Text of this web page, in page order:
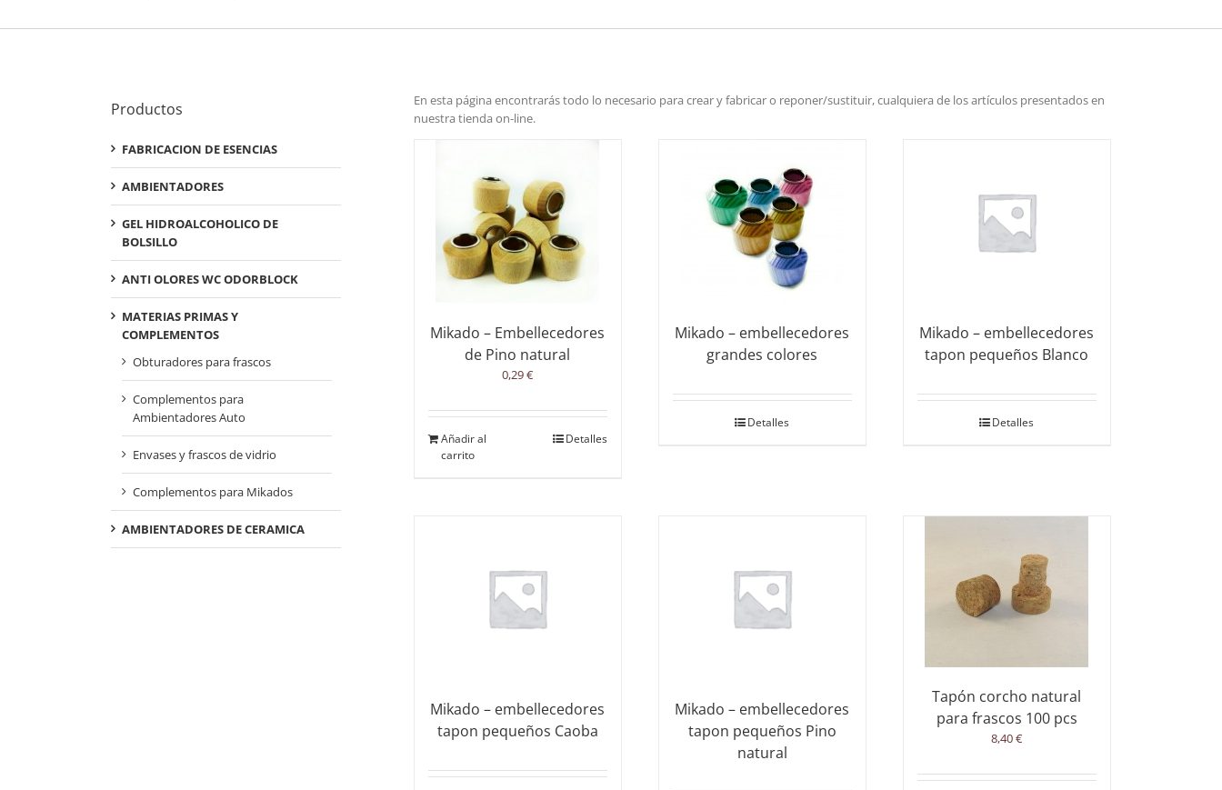
En esta página encontrarás todo lo necesario para crear y fabricar o reponer/sustituir, cualquiera de los artículos presentados en
nuestra tienda on-line.
Mikado – Embellecedores
de Pino natural
0,29€
Añadir al
carrito
Detalles
Mikado – embellecedores
grandes colores
Detalles
Mikado – embellecedores
tapon pequeños Blanco
Detalles
Mikado – embellecedores
tapon pequeños Caoba
Mikado – embellecedores
tapon pequeños Pino
natural
Tapón corcho natural
para frascos 100 pcs
8,40€
Productos
FABRICACION DE ESENCIAS
AMBIENTADORES
GEL HIDROALCOHOLICO DE
BOLSILLO
ANTI OLORES WC ODORBLOCK
MATERIAS PRIMAS Y
COMPLEMENTOS
Obturadores para frascos
Complementos para
Ambientadores Auto
Envases y frascos de vidrio
Complementos para Mikados
AMBIENTADORES DE CERAMICA